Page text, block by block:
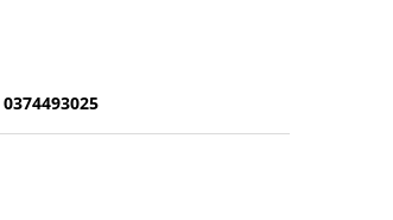
0374493025